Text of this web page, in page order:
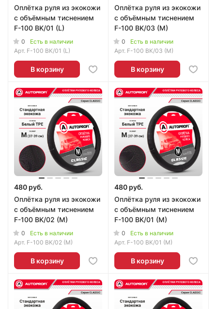
Оплётка руля из экокожи
с объёмным тиснением
F-100 BK/01 (L)
0
Есть в наличии
Арт. F-100 BK/01 (L)
В корзину
Оплётка руля из экокожи
с объёмным тиснением
F-100 BK/03 (M)
0
Есть в наличии
Арт. F-100 BK/03 (M)
В корзину
480 руб.
Оплётка руля из экокожи
с объёмным тиснением
F-100 BK/02 (M)
0
Есть в наличии
Арт. F-100 BK/02 (M)
В корзину
480 руб.
Оплётка руля из экокожи
с объёмным тиснением
F-100 BK/01 (M)
0
Есть в наличии
Арт. F-100 BK/01 (M)
В корзину